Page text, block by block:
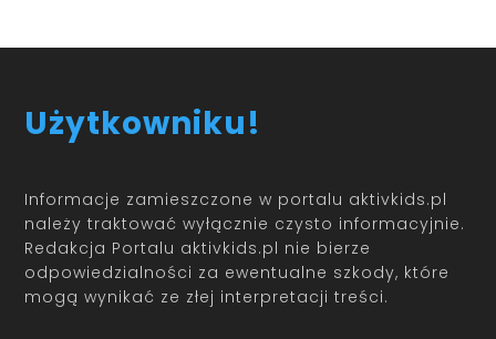
Użytkowniku!
Informacje zamieszczone w portalu aktivkids.pl
należy traktować wyłącznie czysto informacyjnie.
Redakcja Portalu aktivkids.pl nie bierze
odpowiedzialności za ewentualne szkody, które
mogą wynikać ze złej interpretacji treści.